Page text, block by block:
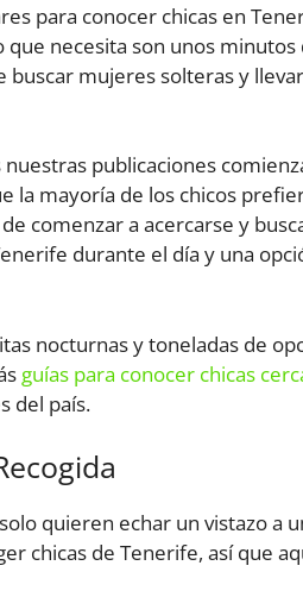
para conocer chicas en
necesita son unos
mujeres solteras y
nuestras publicaciones
la mayoría de los chicos
comenzar a acercarse y
durante el día y una
nocturnas y toneladas de
guías para conocer chicas
del país.
quieren echar un vistazo a
chicas de Tenerife, así que